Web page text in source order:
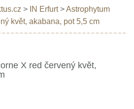
> IN Erfurt>Astrophytum
květ, akabana, pot 5,5 cm
X red červený květ,